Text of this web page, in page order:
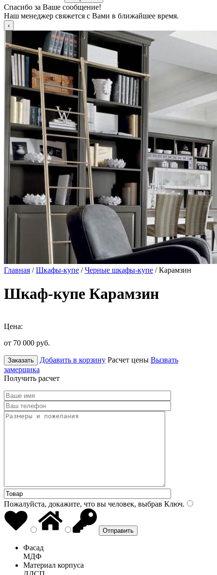
Спасибо за Ваше сообщение!
Наш менеджер свяжется с Вами в ближайшее время.
Главная /Шкафы-купе /Черные шкафы-купе / Карамзин
Шкаф-купе Карамзин
Цена:
от 70 000 руб.
Заказать Добавить в корзину Расчет цены Вызвать
замерщика
Получить расчет
Пожалуйста, докажите, что вы человек, выбрав Ключ.
Фасад
МДФ
Материал корпуса